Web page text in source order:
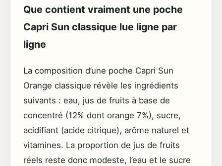
Que contient vraiment une poche
Capri Sun classique lue ligne par
ligne
La composition d’une poche Capri Sun
Orange classique révèle les ingrédients
suivants : eau, jus de fruits à base de
concentré (12% dont orange 7%), sucre,
acidifiant (acide citrique), arôme naturel et
vitamines. La proportion de jus de fruits
réels reste donc modeste, l’eau et le sucre